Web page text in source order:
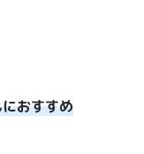
おすすめ